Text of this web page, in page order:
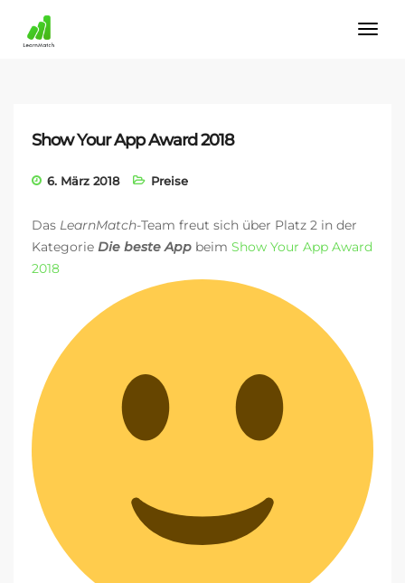
Show Your App Award 2018
6. März 2018 Preise
Das LearnMatch-Team freut sich über Platz 2 in der
Kategorie Die beste App beim Show Your App Award
2018